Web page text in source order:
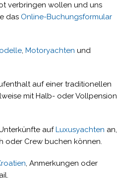
verbringen wollen und uns
das Online-Buchungsformular
, Motoryachten und
auf einer traditionellen
mit Halb- oder Vollpension
aufLuxusyachten an,
oder Crew buchen können.
, Anmerkungen oder